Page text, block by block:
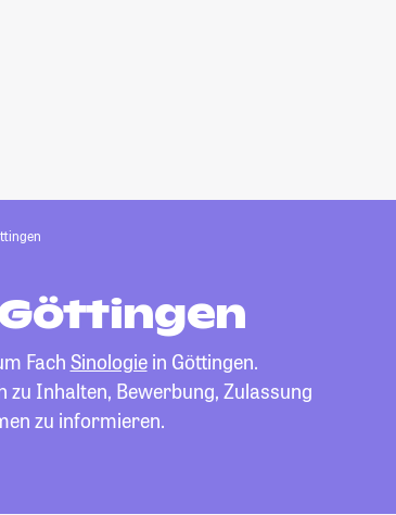
Fach Sinologiein Göttingen.
zu Inhalten, Bewerbung, Zulassung
zu informieren.